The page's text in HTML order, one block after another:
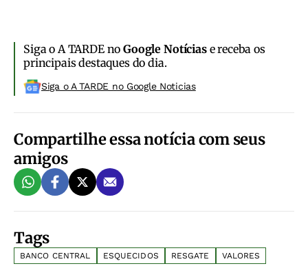
Siga o A TARDE noGoogle Notíciase receba os
principais destaques do dia.
Siga o A TARDE no Google Noticias
Compartilhe essa notícia com seus
amigos
Tags
BANCO CENTRAL ESQUECIDOS RESGATE VALORES